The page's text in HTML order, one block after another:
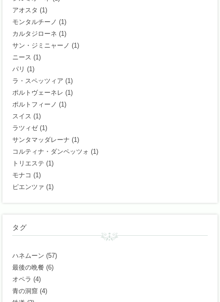
アオスタ (1)
モンタルチーノ (1)
カルタジローネ (1)
サン・ジミニャーノ (1)
ニース (1)
パリ (1)
ラ・スペッツィア (1)
ポルトヴェーネレ (1)
ポルトフィーノ (1)
スイス (1)
ラツィゼ (1)
サンタマッダレーナ (1)
コルティナ・ダンペッツォ (1)
トリエステ (1)
モナコ (1)
ピエンツァ (1)
タグ
ハネムーン (57)
最後の晩餐 (6)
オペラ (4)
青の洞窟 (4)